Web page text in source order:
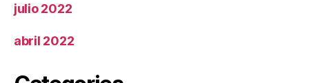
julio 2022
abril 2022